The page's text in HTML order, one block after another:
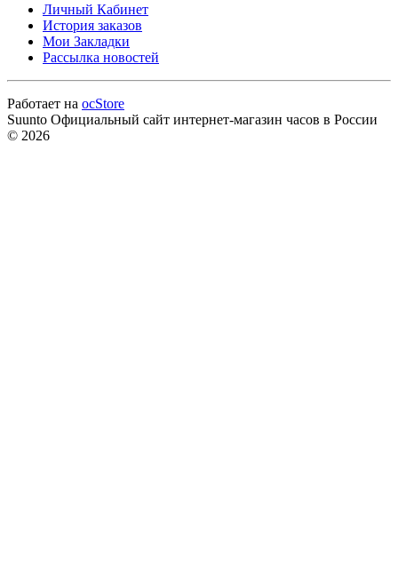
Личный Кабинет
История заказов
Мои Закладки
Рассылка новостей
Работает на ocStore
Suunto Официальный сайт интернет-магазин часов в России
© 2026